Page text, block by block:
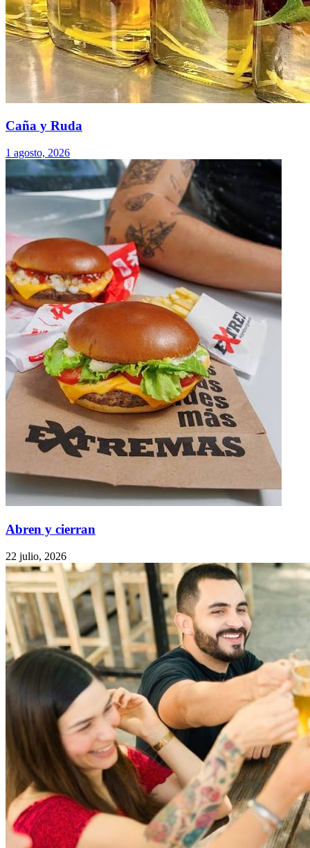
Caña y Ruda
1 agosto, 2026
Abren y cierran
22 julio, 2026